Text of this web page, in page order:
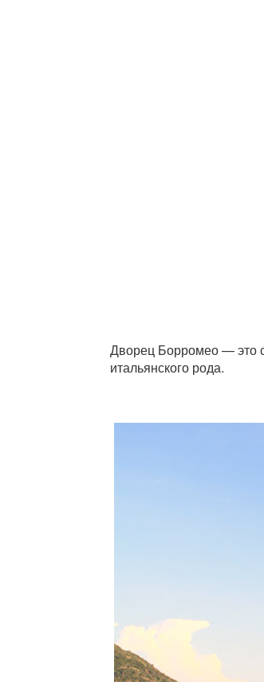
Дворец Борромео — это
итальянского рода.